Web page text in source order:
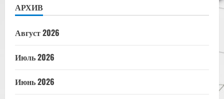
АРХИВ
Август 2026
Июль 2026
Июнь 2026